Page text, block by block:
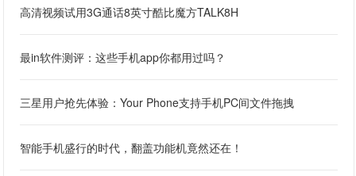
高清视频试用3G通话8英寸酷比魔方TALK8H
最in软件测评：这些手机app你都用过吗？
三星用户抢先体验：Your Phone支持手机PC间文件拖拽
智能手机盛行的时代，翻盖功能机竟然还在！